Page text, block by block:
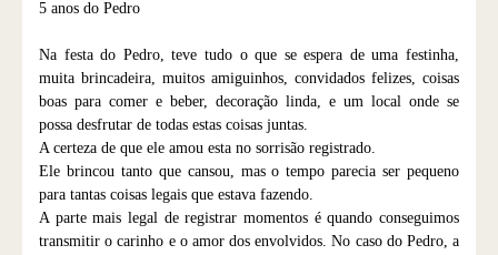
5 anos do Pedro
Na festa do Pedro, teve tudo o que se espera de uma festinha,
muita brincadeira, muitos amiguinhos, convidados felizes, coisas
boas para comer e beber, decoração linda, e um local onde se
possa desfrutar de todas estas coisas juntas.
A certeza de que ele amou esta no sorrisão registrado.
Ele brincou tanto que cansou, mas o tempo parecia ser pequeno
para tantas coisas legais que estava fazendo.
A parte mais legal de registrar momentos é quando conseguimos
transmitir o carinho e o amor dos envolvidos. No caso do Pedro, a